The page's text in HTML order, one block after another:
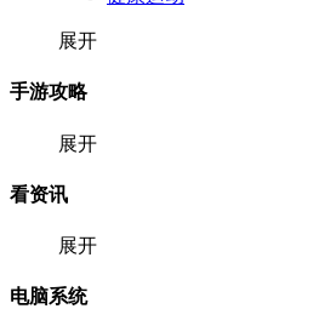
展开
手游攻略
展开
看资讯
展开
电脑系统